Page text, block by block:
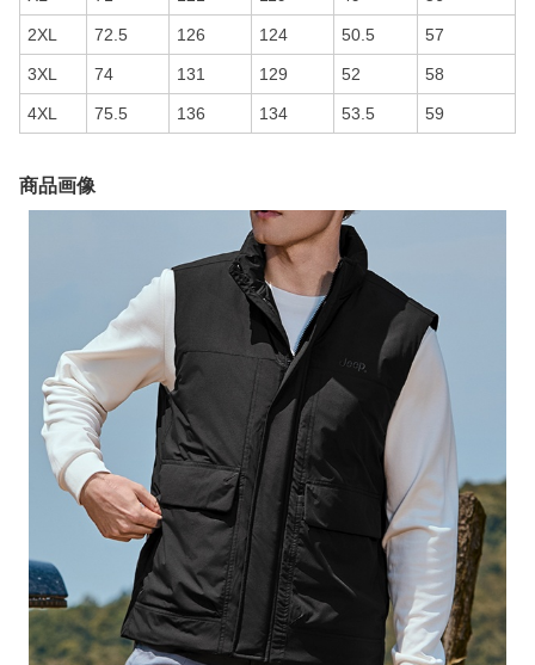
2XL 72.5 126 124 50.5 57
3XL 74 131 129 52 58
4XL 75.5 136 134 53.5 59
商品画像